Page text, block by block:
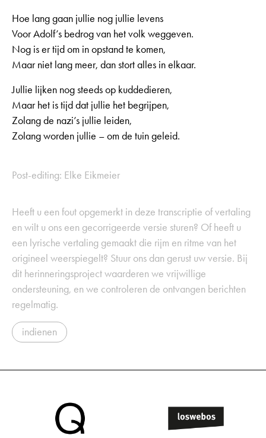
Hoe lang gaan jullie nog jullie levens
Voor Adolf’s bedrog van het volk weggeven.
Nog is er tijd om in opstand te komen,
Maar niet lang meer, dan stort alles in elkaar.
Jullie lijken nog steeds op kuddedieren,
Maar het is tijd dat jullie het begrijpen,
Zolang de nazi’s jullie leiden,
Zolang worden jullie – om de tuin geleid.
Post-editing: Elke Eikmeier
Heeft u een fout opgemerkt in deze transcriptie of vertaling
en wilt u ons een gecorrigeerde versie sturen? Of heeft u
een lyrische vertaling gemaakt die rijm en ritme van het
origineel weerspiegelt? Stuur ons dan gerust uw versie. Bij
dit herinneringsproject waarderen we vrijwillige
ondersteuning, en we controleren de ontvangen berichten
regelmatig.
indienen